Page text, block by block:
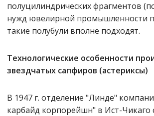
полуцилиндрических фрагментов
нужд ювелирной промышленности
такие полубули вполне подходят.
Технологические особенности
звездчатых сапфиров (астериксы)
В 1947 г. отделение "Линде"
карбайд корпорейшн" в Ист-